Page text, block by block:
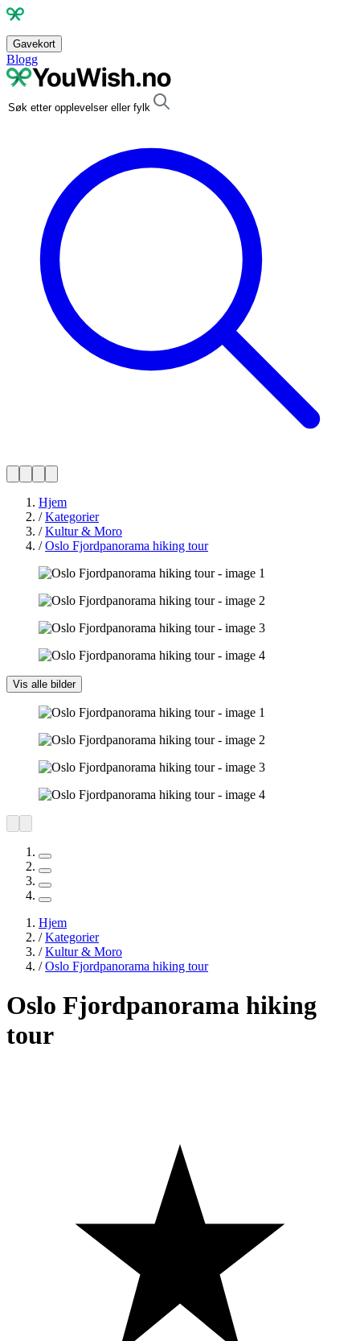
Gavekort
Blogg
Hjem
/Kategorier
/Kultur & Moro
/Oslo Fjordpanorama hiking tour
Vis alle bilder
Hjem
/Kategorier
/Kultur & Moro
/Oslo Fjordpanorama hiking tour
Oslo Fjordpanorama hiking
tour